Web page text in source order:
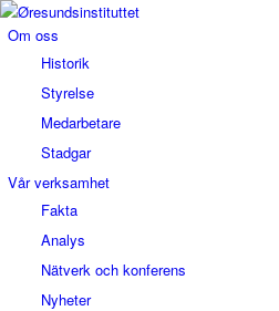
Om oss
Historik
Styrelse
Medarbetare
Stadgar
Vår verksamhet
Fakta
Analys
Nätverk och konferens
Nyheter